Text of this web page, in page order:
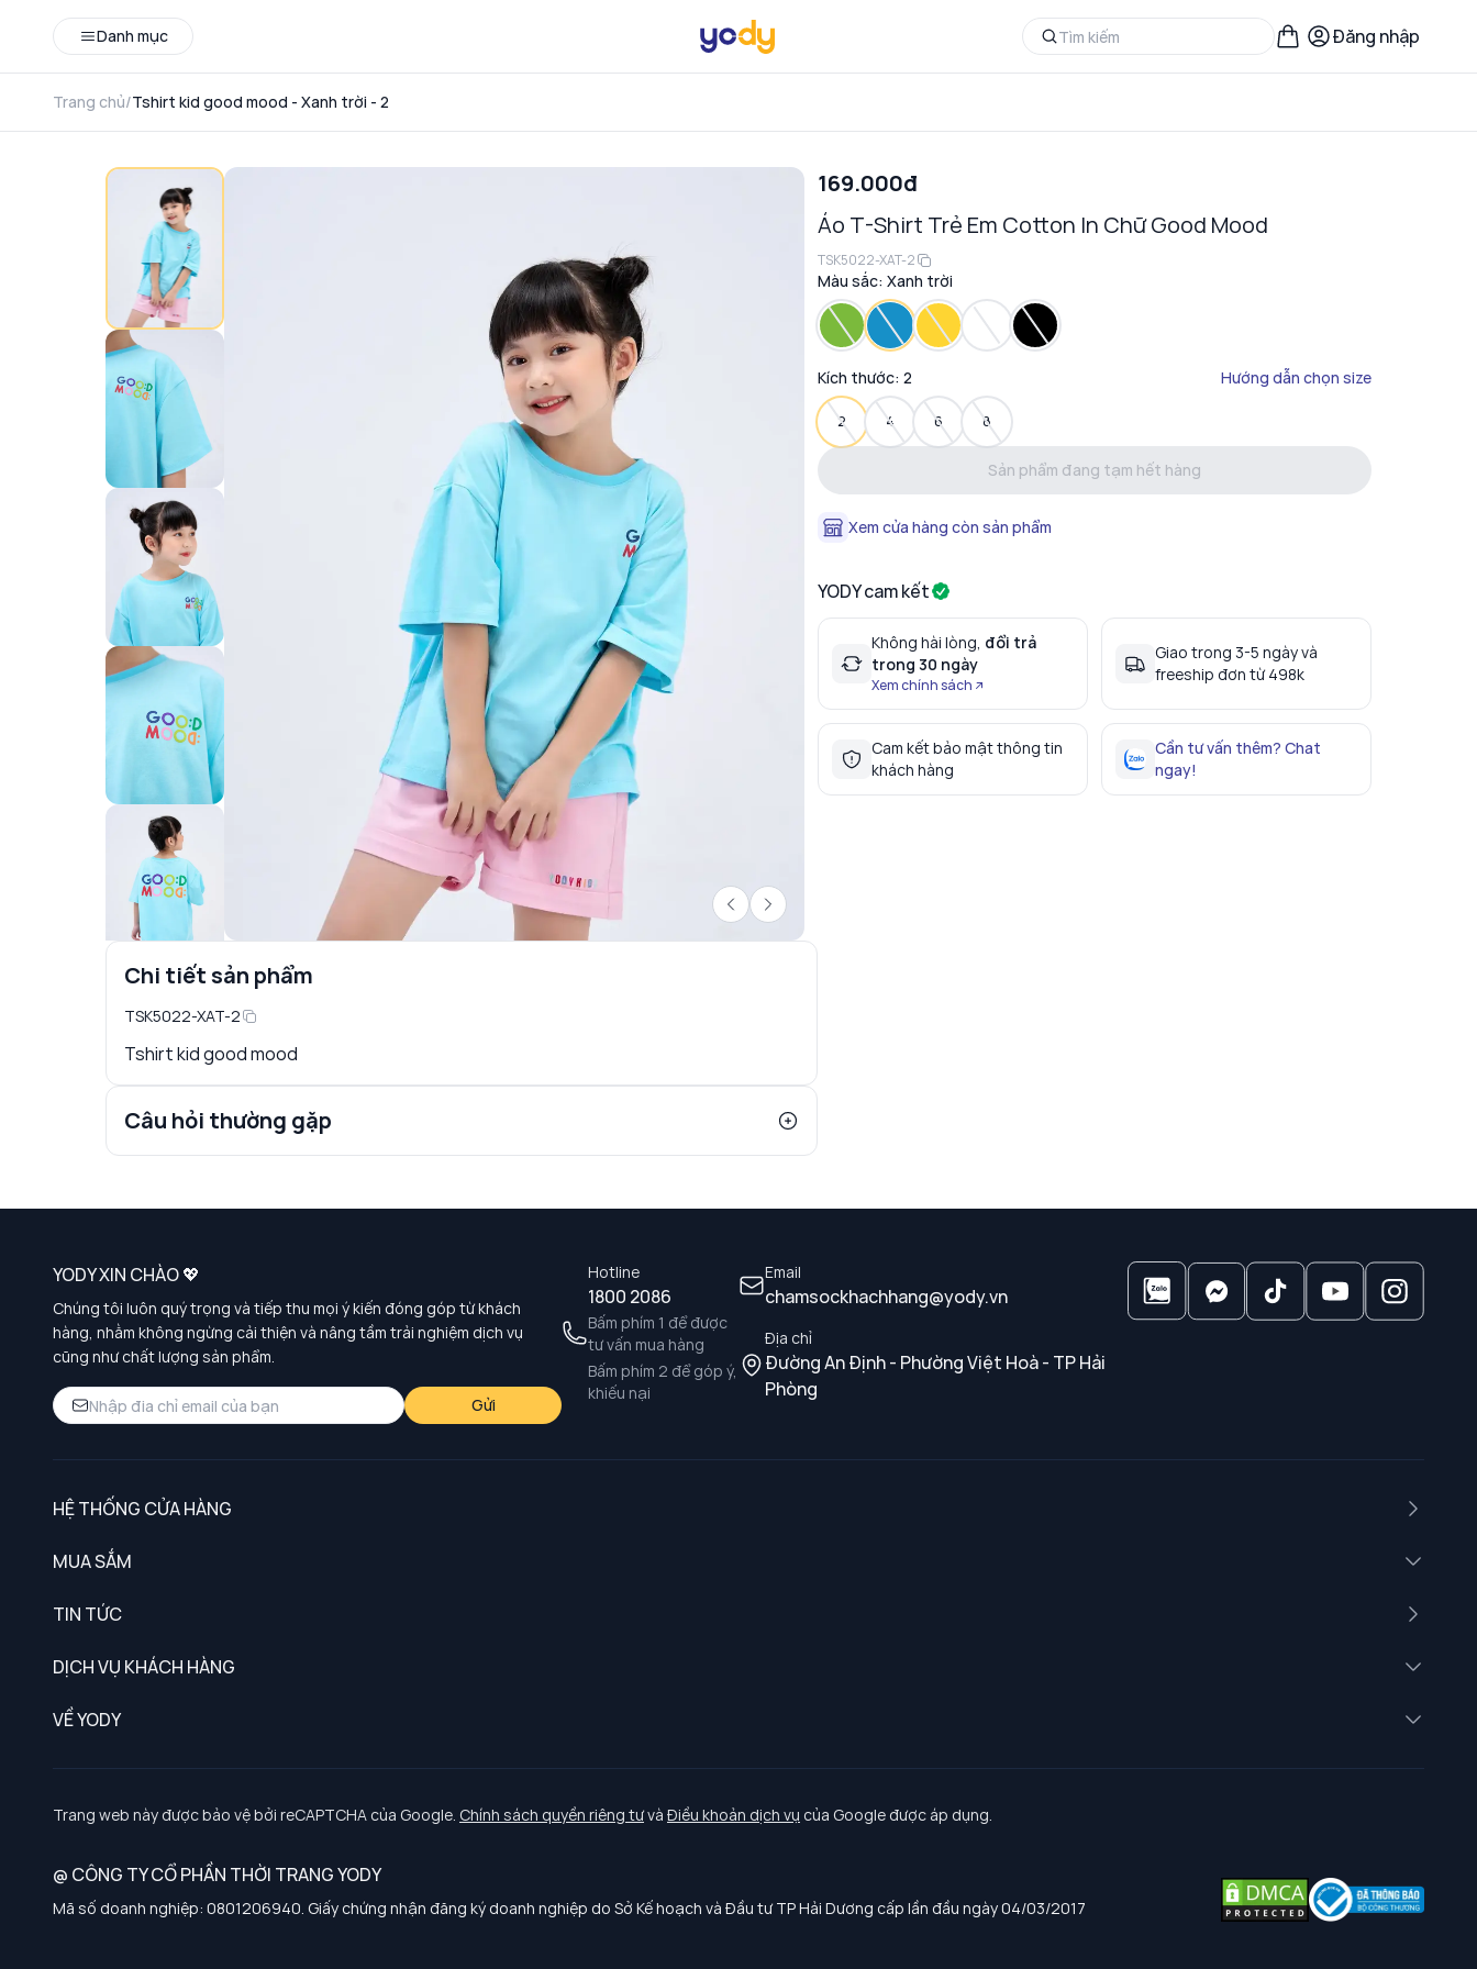
Danh mục Đăng nhập
Trang chủ/Tshirt kid good mood - Xanh trời - 2
Chi tiết sản phẩm
TSK5022-XAT-2
Tshirt kid good mood
Câu hỏi thường gặp
169.000đ
Áo T-Shirt Trẻ Em Cotton In Chữ Good Mood
TSK5022-XAT-2
Màu sắc: Xanh trời
Kích thước: 2 Hướng dẫn chọn size
2 4 6 8
Sản phẩm đang tạm hết hàng
Xem cửa hàng còn sản phẩm
YODY cam kết
Không hài lòng, đổi trả
trong 30 ngày
Xem chính sách
Giao trong 3-5 ngày và
freeship đơn từ 498k
Cam kết bảo mật thông tin
khách hàng
Cần tư vấn thêm? Chat
ngay!
Hotline
1800 2086
Bấm phím 1 để được
tư vấn mua hàng
Bấm phím 2 để góp ý,
khiếu nại
Email
chamsockhachhang@yody.vn
Địa chỉ
Đường An Định - Phường Việt Hoà - TP Hải
Phòng
YODY XIN CHÀO 💖
Chúng tôi luôn quý trọng và tiếp thu mọi ý kiến đóng góp từ khách
hàng, nhằm không ngừng cải thiện và nâng tầm trải nghiệm dịch vụ
cũng như chất lượng sản phẩm.
Gửi
HỆ THỐNG CỬA HÀNG
MUA SẮM
TIN TỨC
DỊCH VỤ KHÁCH HÀNG
Chính sách khách hàng thân thiết
Chính sách bảo vệ dữ liệu cá nhân
Chính sách thanh toán, giao nhận
Chính sách chất lượng và an toàn sức khoẻ nghề nghiệp
VỀ YODY
Tuyển dụng
Trang web này được bảo vệ bởi reCAPTCHA của Google. Chính sách quyền riêng tưvà Điều khoản dịch vụ của Google được áp dụng.
@ CÔNG TY CỔ PHẦN THỜI TRANG YODY
Mã số doanh nghiệp: 0801206940. Giấy chứng nhận đăng ký doanh nghiệp do Sở Kế hoạch và Đầu tư TP Hải Dương cấp lần đầu ngày 04/03/2017